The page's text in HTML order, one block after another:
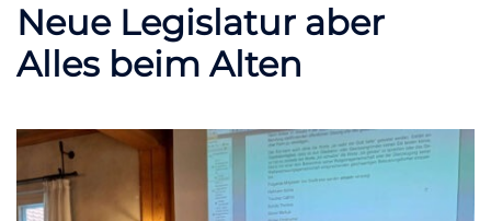
Neue Legislatur aber
Alles beim Alten